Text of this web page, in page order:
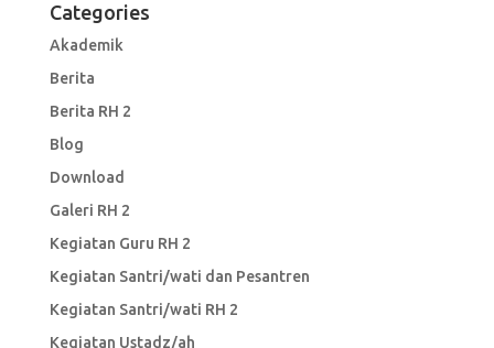
Categories
Akademik
Berita
Berita RH 2
Blog
Download
Galeri RH 2
Kegiatan Guru RH 2
Kegiatan Santri/wati dan Pesantren
Kegiatan Santri/wati RH 2
Kegiatan Ustadz/ah